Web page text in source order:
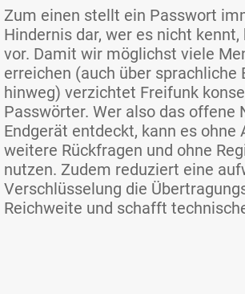
Zum einen stellt ein Passwort
Hindernis dar, wer es nicht
vor. Damit wir möglichst viele
erreichen (auch über sprachliche
hinweg) verzichtet Freifunk
Passwörter. Wer also das offene
Endgerät entdeckt, kann es ohne
weitere Rückfragen und ohne
nutzen. Zudem reduziert eine
Verschlüsselung die
Reichweite und schafft